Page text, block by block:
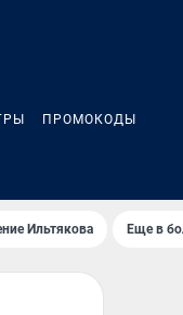
ПРОМОКОДЫ
Ильтякова Еще в